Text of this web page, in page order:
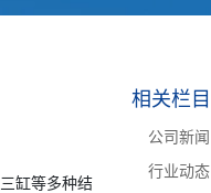
缸等多种结
相关栏目
公司新闻
行业动态